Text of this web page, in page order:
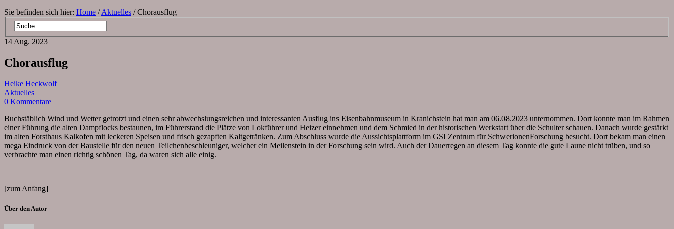
Sie befinden sich hier: Home /Aktuelles / Chorausflug
14 Aug. 2023
Chorausflug
Heike Heckwolf
Aktuelles
0 Kommentare
Buchstäblich Wind und Wetter getrotzt und einen sehr abwechslungsreichen und interessanten Ausflug ins Eisenbahnmuseum in Kranichstein hat man am 06.08.2023 unternommen. Dort konnte man im Rahmen
einer Führung die alten Dampflocks bestaunen, im Führerstand die Plätze von Lokführer und Heizer einnehmen und dem Schmied in der historischen Werkstatt über die Schulter schauen. Danach wurde gestärkt
im alten Forsthaus Kalkofen mit leckeren Speisen und frisch gezapften Kaltgetränken. Zum Abschluss wurde die Aussichtsplattform im GSI Zentrum für SchwerionenForschung besucht. Dort bekam man einen
mega Eindruck von der Baustelle für den neuen Teilchenbeschleuniger, welcher ein Meilenstein in der Forschung sein wird. Auch der Dauerregen an diesem Tag konnte die gute Laune nicht trüben, und so
verbrachte man einen richtig schönen Tag, da waren sich alle einig.
[zum Anfang]
Über den Autor